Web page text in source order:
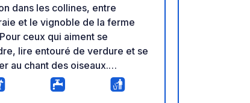
dans les collines, entre
et le vignoble de la ferme
ceux qui aiment se
lire entouré de verdure et se
au chant des oiseaux.
D'APPELER EN PREMIER,
POUR UNE NUIT ET